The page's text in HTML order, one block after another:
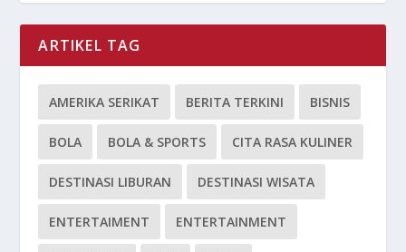
ARTIKEL TAG
AMERIKA SERIKAT BERITA TERKINI BISNIS
BOLA BOLA & SPORTS CITA RASA KULINER
DESTINASI LIBURAN DESTINASI WISATA
ENTERTAIMENT ENTERTAINMENT